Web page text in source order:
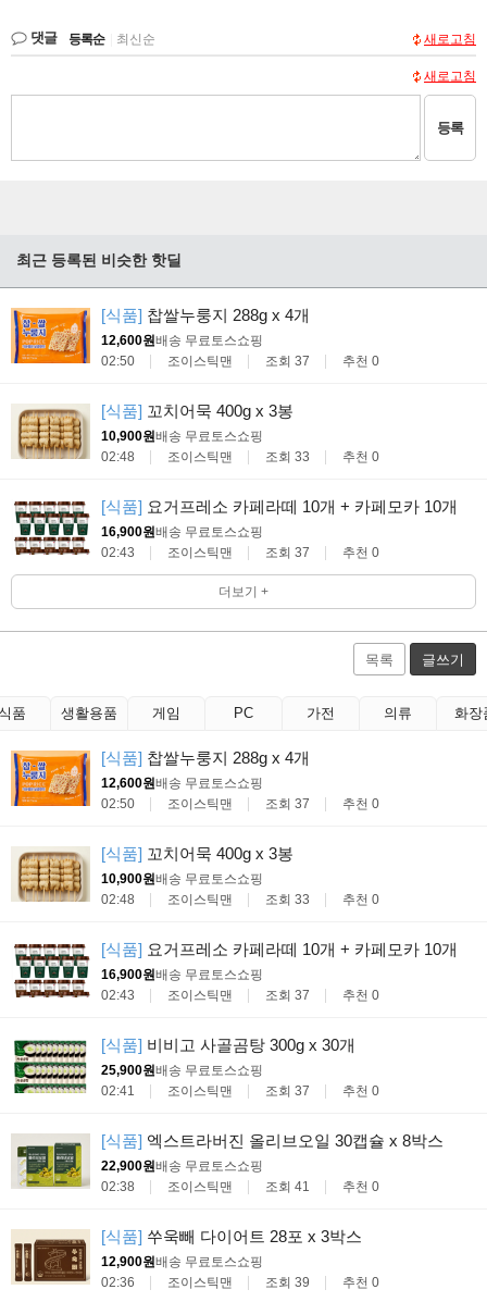
댓글 등록순 최신순 새로고침
새로고침
등록
최근 등록된 비슷한 핫딜
[식품] 찹쌀누룽지 288g x 4개
12,600원배송 무료토스쇼핑
02:50
조이스틱맨 조회 37 추천 0
[식품] 꼬치어묵 400g x 3봉
10,900원배송 무료토스쇼핑
02:48
조이스틱맨 조회 33 추천 0
[식품] 요거프레소 카페라떼 10개 + 카페모카 10개
16,900원배송 무료토스쇼핑
02:43
조이스틱맨 조회 37 추천 0
더보기 +
목록 글쓰기
품 생활용품 게임 PC 가전 의류 화장
[식품] 찹쌀누룽지 288g x 4개
12,600원배송 무료토스쇼핑
02:50
조이스틱맨 조회 37 추천 0
[식품] 꼬치어묵 400g x 3봉
10,900원배송 무료토스쇼핑
02:48
조이스틱맨 조회 33 추천 0
[식품] 요거프레소 카페라떼 10개 + 카페모카 10개
16,900원배송 무료토스쇼핑
02:43
조이스틱맨 조회 37 추천 0
[식품] 비비고 사골곰탕 300g x 30개
25,900원배송 무료토스쇼핑
02:41
조이스틱맨 조회 37 추천 0
[식품] 엑스트라버진 올리브오일 30캡슐 x 8박스
22,900원배송 무료토스쇼핑
02:38
조이스틱맨 조회 41 추천 0
[식품] 쑤욱빼 다이어트 28포 x 3박스
12,900원배송 무료토스쇼핑
02:36
조이스틱맨 조회 39 추천 0